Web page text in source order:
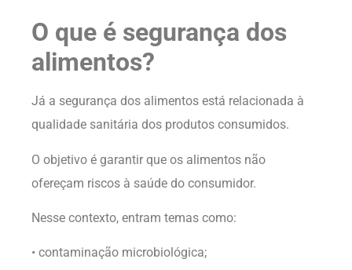
O que é segurança dos
alimentos?
Já a segurança dos alimentos está relacionada à
qualidade sanitária dos produtos consumidos.
O objetivo é garantir que os alimentos não
ofereçam riscos à saúde do consumidor.
Nesse contexto, entram temas como:
• contaminação microbiológica;